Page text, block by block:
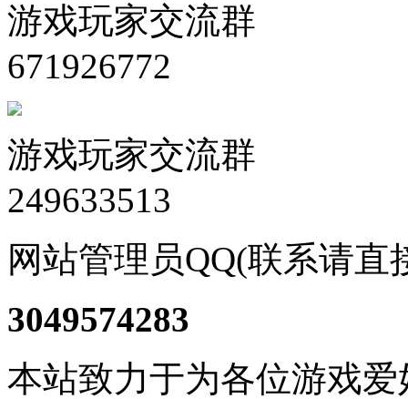
游戏玩家交流群
671926772
游戏玩家交流群
249633513
网站管理员QQ(联系请直
3049574283
本站致力于为各位游戏